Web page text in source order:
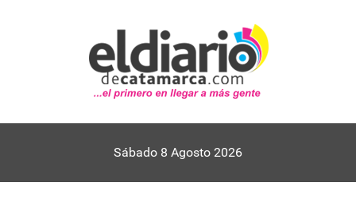
Sábado 8 Agosto 2026